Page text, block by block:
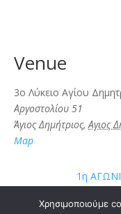
Venue
3ο Λύκειο Αγίου
Αργοστολίου 51
Άγιος Δημήτριος, Αγιος
Map
1η
Χρησιμοποιούμε